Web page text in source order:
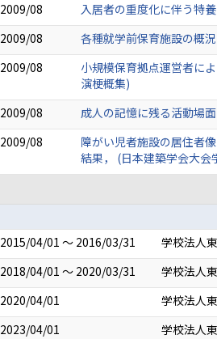
2009/08
入居者の重度化に伴う特
2009/08
各種就学前保育施設の概
2009/08
小規模保育拠点運営者に
演梗概集)
2009/08
成人の記憶に残る活動場
2009/08
障がい児者施設の居住者
結果， (日本建築学会大会
2015/04/01 ～ 2016/03/31
学校法人
2018/04/01 ～ 2020/03/31
学校法人
2020/04/01
学校法人
2023/04/01
学校法人